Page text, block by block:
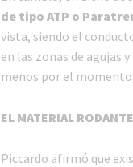
de tipo ATP o
vista, siendo el
en las zonas de agujas
menos por el
EL MATERIAL RODANTE
Piccardo afirmó que